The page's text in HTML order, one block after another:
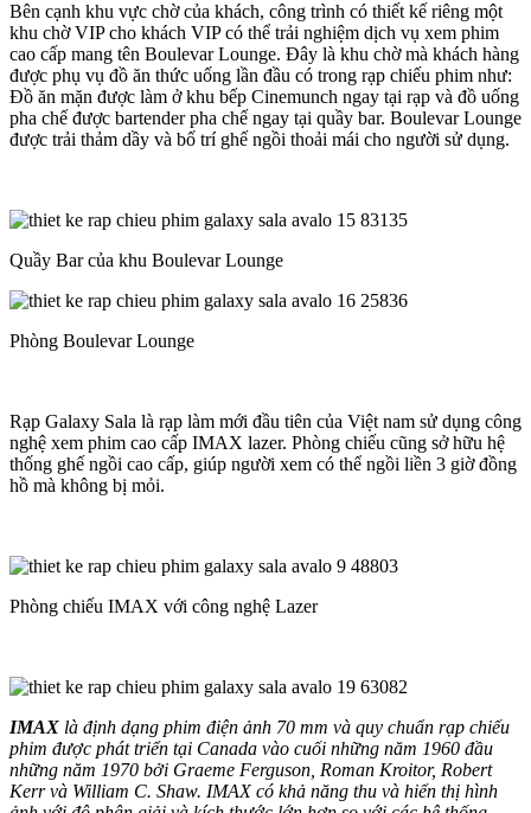
Bên cạnh khu vực chờ của khách, công trình có thiết kế riêng một
khu chờ VIP cho khách VIP có thể trải nghiệm dịch vụ xem phim
cao cấp mang tên Boulevar Lounge. Đây là khu chờ mà khách hàng
được phụ vụ đồ ăn thức uống lần đầu có trong rạp chiếu phim như:
Đồ ăn mặn được làm ở khu bếp Cinemunch ngay tại rạp và đồ uống
pha chế được bartender pha chế ngay tại quầy bar. Boulevar Lounge
được trải thảm dầy và bố trí ghế ngồi thoải mái cho người sử dụng.
Quầy Bar của khu Boulevar Lounge
Phòng Boulevar Lounge
Rạp Galaxy Sala là rạp làm mới đầu tiên của Việt nam sử dụng công
nghệ xem phim cao cấp IMAX lazer. Phòng chiếu cũng sở hữu hệ
thống ghế ngồi cao cấp, giúp người xem có thể ngồi liền 3 giờ đồng
hồ mà không bị mỏi.
Phòng chiếu IMAX với công nghệ Lazer
IMAX là định dạng phim điện ảnh 70 mm và quy chuẩn rạp chiếu
phim được phát triển tại Canada vào cuối những năm 1960 đầu
những năm 1970 bởi Graeme Ferguson, Roman Kroitor, Robert
Kerr và William C. Shaw. IMAX có khả năng thu và hiển thị hình